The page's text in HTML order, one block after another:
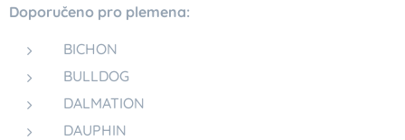
Doporučeno pro plemena:
BICHON
BULLDOG
DALMATION
DAUPHIN